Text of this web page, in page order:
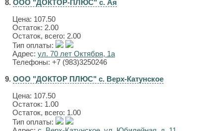
8. ООО "ДОКТОР-ПЛЮС" с. Ая
Цена: 107.50
Остаток: 2.00
Остаток, всего: 2.00
Тип оплаты:
Адрес: ул. 70 лет Октября, 1а
Телефоны: +7 (983)3250246
9. ООО "ДОКТОР ПЛЮС" с. Верх-Катунское
Цена: 107.50
Остаток: 1.00
Остаток, всего: 1.00
Тип оплаты: